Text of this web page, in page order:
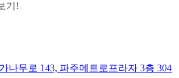
기!
나무로 143, 파주메트로프라자 3층 304